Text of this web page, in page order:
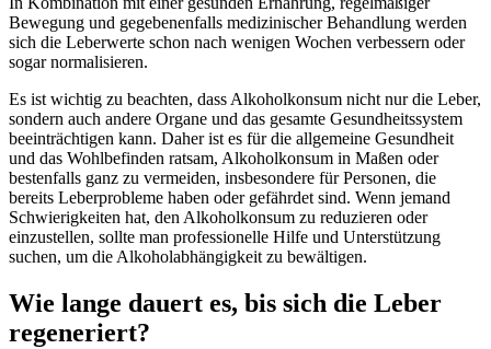
Bewegung und gegebenenfalls medizinischer Behandlung werden
sich die Leberwerte schon nach wenigen Wochen verbessern oder
sogar normalisieren.
Es ist wichtig zu beachten, dass Alkoholkonsum nicht nur die Leber,
sondern auch andere Organe und das gesamte Gesundheitssystem
beeinträchtigen kann. Daher ist es für die allgemeine Gesundheit
und das Wohlbefinden ratsam, Alkoholkonsum in Maßen oder
bestenfalls ganz zu vermeiden, insbesondere für Personen, die
bereits Leberprobleme haben oder gefährdet sind. Wenn jemand
Schwierigkeiten hat, den Alkoholkonsum zu reduzieren oder
einzustellen, sollte man professionelle Hilfe und Unterstützung
suchen, um die Alkoholabhängigkeit zu bewältigen.
Wie lange dauert es, bis sich die Leber
regeneriert?